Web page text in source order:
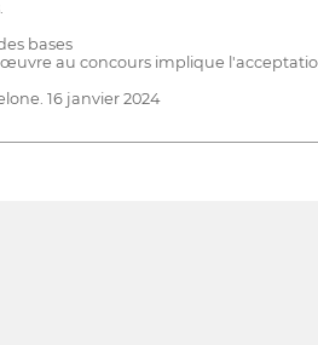
bases
au concours implique
16 janvier 2024